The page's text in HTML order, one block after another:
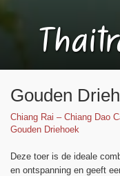
Gouden
Chiang Rai – Chiang Dao
Gouden Driehoek
Deze toer is de ideale
en ontspanning en geeft